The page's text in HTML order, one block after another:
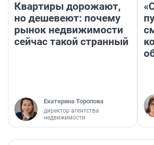
Квартиры дорожают,
но дешевеют: почему
рынок недвижимости
сейчас такой странный
Екатерина Торопова
директор агентства
недвижимости